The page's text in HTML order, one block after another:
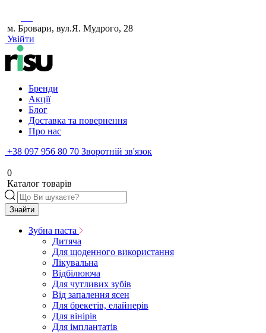
м. Бровари, вул.Я. Мудрого, 28
Увійти
Бренди
Акції
Блог
Доставка та повернення
Про нас
+38 097 956 80 70 Зворотній зв'язок
0
Каталог товарів
Знайти
Зубна паста
Дитяча
Для щоденного використання
Лікувальна
Відбілююча
Для чутливих зубів
Від запалення ясен
Для брекетів, елайнерів
Для вінірів
Для імплантатів